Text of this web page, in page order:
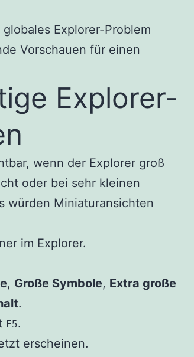
Explorer-Problem
Vorschauen für einen
Explorer-
wenn der Explorer groß
oder bei sehr kleinen
würden Miniaturansichten
im Explorer.
, Große Symbole, Extra große
.
F5.
erscheinen.